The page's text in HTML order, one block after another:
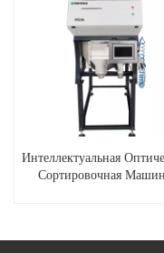
Интеллектуальная
Сортировочная